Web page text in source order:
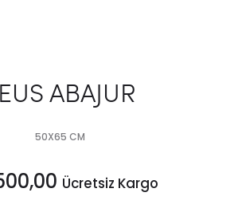
ABAJUR
50X65 CM
Ücretsiz Kargo